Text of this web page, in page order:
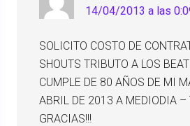
14/04/2013 a las
SOLICITO COSTO DE
SHOUTS TRIBUTO A LOS
CUMPLE DE 80 AÑOS DE MI
ABRIL DE 2013 A MEDIODIA –
GRACIAS!!!